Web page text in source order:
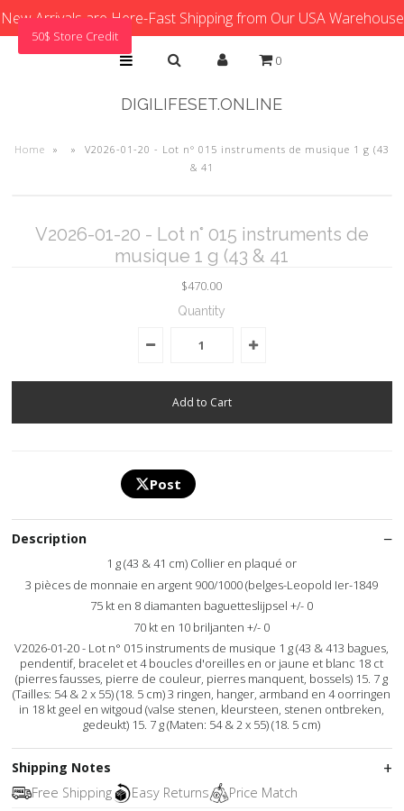
New Arrivals are Here-Fast Shipping from Our USA Warehouse
0
DIGILIFESET.ONLINE
Home » »
V2026-01-20 - Lot n° 015 instruments de musique 1 g (43
& 41
V2026-01-20 - Lot n° 015 instruments de
musique 1 g (43 & 41
$470.00
Quantity
Post
Description
1 g (43 & 41 cm) Collier en plaqué or
3 pièces de monnaie en argent 900/1000 (belges-Leopold Ier-1849
75 kt en 8 diamanten baguetteslijpsel +/- 0
70 kt en 10 briljanten +/- 0
V2026-01-20 - Lot n° 015 instruments de musique 1 g (43 & 413 bagues,
pendentif, bracelet et 4 boucles d'oreilles en or jaune et blanc 18 ct
(pierres fausses, pierre de couleur, pierres manquent, bossels) 15. 7 g
(Tailles: 54 & 2 x 55) (18. 5 cm) 3 ringen, hanger, armband en 4 oorringen
in 18 kt geel en witgoud (valse stenen, kleursteen, stenen ontbreken,
gedeukt) 15. 7 g (Maten: 54 & 2 x 55) (18. 5 cm)
Shipping Notes
Free Shipping
Easy Returns Price Match
50$ Store Credit